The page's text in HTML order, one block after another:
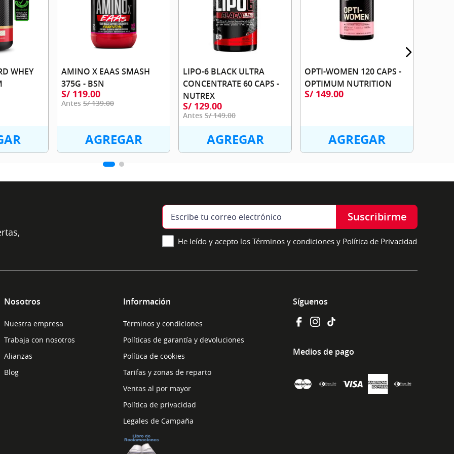
WHEY
AMINO X EAAS SMASH
375G - BSN
S/ 119.00
S/ 139.00
AGREGAR
LIPO-6 BLACK ULTRA
CONCENTRATE 60 CAPS -
NUTREX
S/ 129.00
S/ 149.00
AGREGAR
OPTI-WOMEN 120 CAPS -
OPTIMUM NUTRITION
S/ 149.00
AGREGAR
Suscribirme
He leído y acepto los Términos y condiciones y Política de Privacidad
Nosotros
Nuestra empresa
Trabaja con nosotros
Alianzas
Blog
Información
Términos y condiciones
Políticas de garantía y devoluciones
Política de cookies
Tarifas y zonas de reparto
Ventas al por mayor
Política de privacidad
Legales de Campaña
Síguenos
Medios de pago